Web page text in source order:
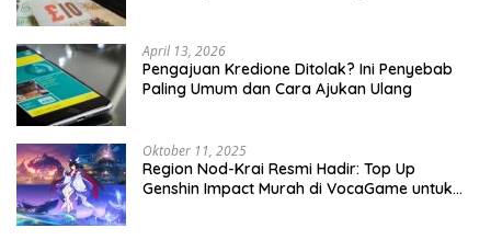
April 13, 2026
Pengajuan Kredione Ditolak? Ini Penyebab
Paling Umum dan Cara Ajukan Ulang
Oktober 11, 2025
Region Nod-Krai Resmi Hadir: Top Up
Genshin Impact Murah di VocaGame untuk